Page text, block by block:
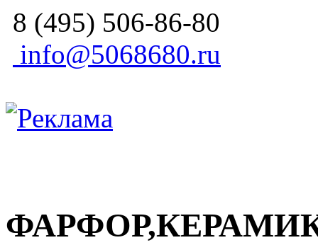
8 (495) 506-86-80
info@5068680.ru